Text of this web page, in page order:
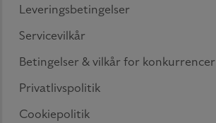
Leveringsbetingelser
Servicevilkår
Betingelser & vilkår for konkurrencer
Privatlivspolitik
Cookiepolitik